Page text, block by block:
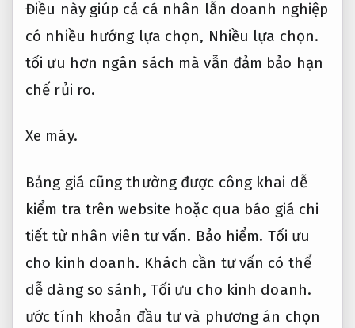
Điều này giúp cả cá nhân lẫn doanh nghiệp
có nhiều hướng lựa chọn, Nhiều lựa chọn.
tối ưu hơn ngân sách mà vẫn đảm bảo hạn
chế rủi ro.
Xe máy.
Bảng giá cũng thường được công khai dễ
kiểm tra trên website hoặc qua báo giá chi
tiết từ nhân viên tư vấn. Bảo hiểm. Tối ưu
cho kinh doanh. Khách cần tư vấn có thể
dễ dàng so sánh, Tối ưu cho kinh doanh.
ước tính khoản đầu tư và phương án chọn